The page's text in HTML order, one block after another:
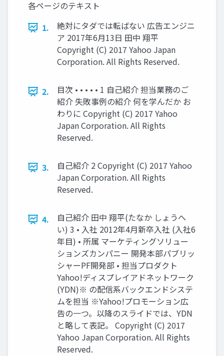
各ページのテキスト
1.
絶対にタダでは転ばない 広告エンジニ
ア 2017年6月13日 田中 翔平
Copyright (C) 2017 Yahoo Japan
Corporation. All Rights Reserved.
2.
目次 • • • • • 1 自己紹介 担当業務のご
紹介 失敗事例の紹介 何を学んだか お
わりに Copyright (C) 2017 Yahoo
Japan Corporation. All Rights
Reserved.
3.
自己紹介 2 Copyright (C) 2017 Yahoo
Japan Corporation. All Rights
Reserved.
4.
自己紹介 田中 翔平(たなか しょうへ
い) 3 • 入社 2012年4月新卒入社 (入社6
年目) • 所属 マーケティングソリュー
ションズカンパニー 開発本部パブリッ
シャーPF開発部 • 担当プロダクト
Yahoo!ディスプレイアドネットワーク
(YDN)※ の配信系バックエンドシステ
ムを担当 ※Yahoo!プロモーション広
告の一つ。以降のスライドでは、YDN
と略して表記。 Copyright (C) 2017
Yahoo Japan Corporation. All Rights
Reserved.